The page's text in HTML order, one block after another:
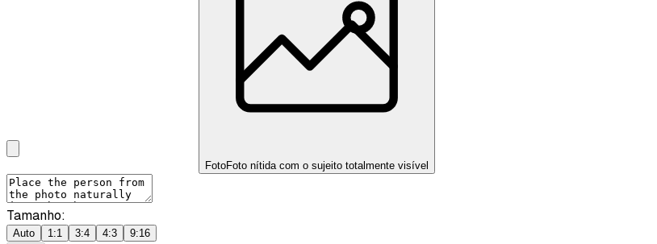
FotoFoto nítida com o sujeito totalmente visível
Tamanho:
Auto 1:1 3:4 4:3
9:16